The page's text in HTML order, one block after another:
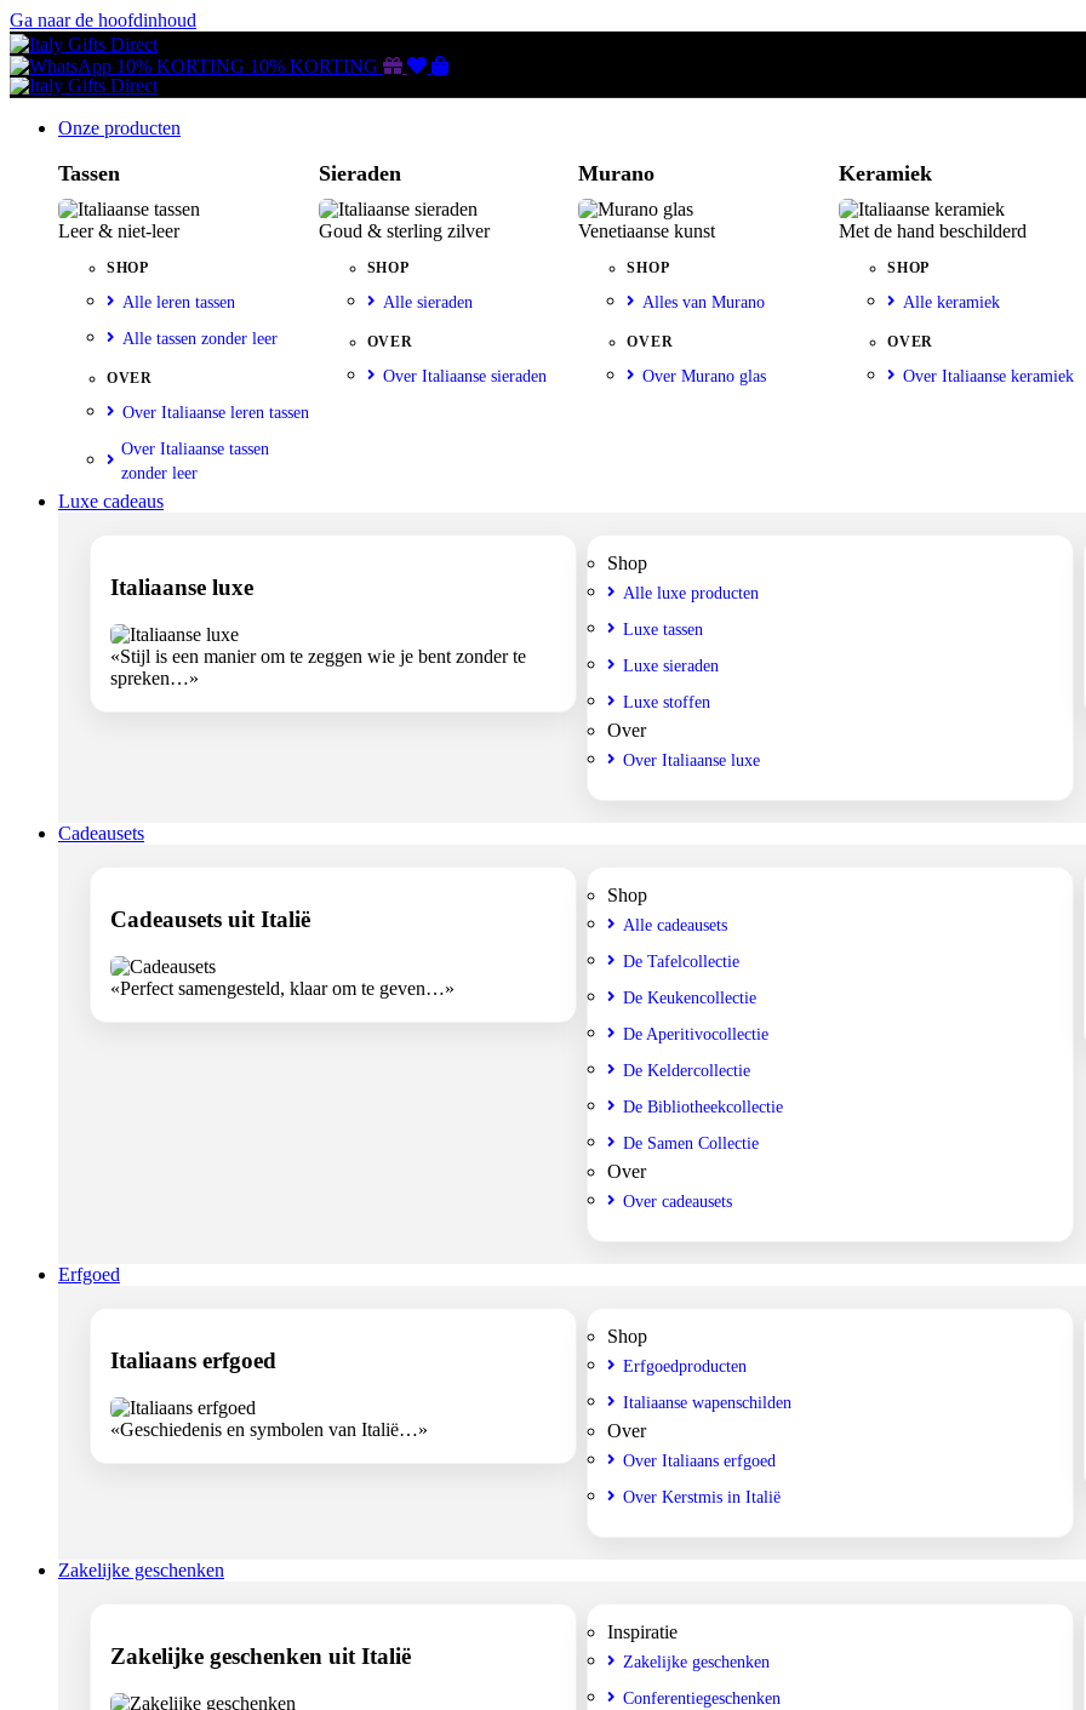
Ga naar de hoofdinhoud
10% KORTING 10% KORTING Gutscheine
Wunschliste
Warenkorb
Onze producten
Tassen
Leer & niet-leer
SHOP
Alle leren tassen
Alle tassen zonder leer
OVER
Over Italiaanse leren tassen
Over Italiaanse tassen
zonder leer
Sieraden
Goud & sterling zilver
SHOP
Alle sieraden
OVER
Over Italiaanse sieraden
Murano
Venetiaanse kunst
SHOP
Alles van Murano
OVER
Over Murano glas
Keramiek
Met de hand beschilderd
SHOP
Alle keramiek
OVER
Over Italiaanse keramiek
Luxe cadeaus
Italiaanse luxe
«Stijl is een manier om te zeggen wie je bent zonder te
spreken…»
Shop
Alle luxe producten
Luxe tassen
Luxe sieraden
Luxe stoffen
Over
Over Italiaanse luxe
Cadeausets
Cadeausets uit Italië
«Perfect samengesteld, klaar om te geven…»
Shop
Alle cadeausets
De Tafelcollectie
De Keukencollectie
De Aperitivocollectie
De Keldercollectie
De Bibliotheekcollectie
De Samen Collectie
Over
Over cadeausets
Erfgoed
Italiaans erfgoed
«Geschiedenis en symbolen van Italië…»
Shop
Erfgoedproducten
Italiaanse wapenschilden
Over
Over Italiaans erfgoed
Over Kerstmis in Italië
Zakelijke geschenken
Zakelijke geschenken uit Italië
Inspiratie
Zakelijke geschenken
Conferentiegeschenken